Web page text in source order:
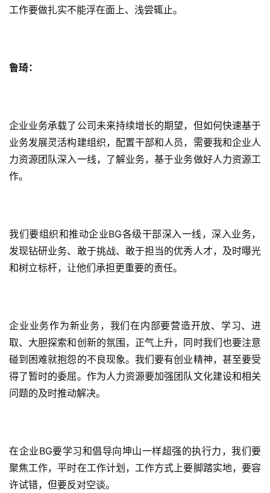
工作要做扎实不能浮在面上、浅尝辄止。
鲁琦：
企业业务承载了公司未来持续增长的期望，但如何快速基于
业务发展灵活构建组织，配置干部和人员，需要我和企业人
力资源团队深入一线，了解业务，基于业务做好人力资源工
作。
我们要组织和推动企业BG各级干部深入一线，深入业务，
发现钻研业务、敢于挑战、敢于担当的优秀人才，及时曝光
和树立标杆，让他们承担更重要的责任。
企业业务作为新业务，我们在内部要营造开放、学习、进
取、大胆探索和创新的氛围，正气上升，同时我们也要注意
碰到困难就抱怨的不良现象。我们要有创业精神，甚至要受
得了暂时的委屈。作为人力资源要加强团队文化建设和相关
问题的及时推动解决。
在企业BG要学习和倡导向坤山一样超强的执行力，我们要
聚焦工作，平时在工作计划，工作方式上要脚踏实地，要容
许试错，但要反对空谈。